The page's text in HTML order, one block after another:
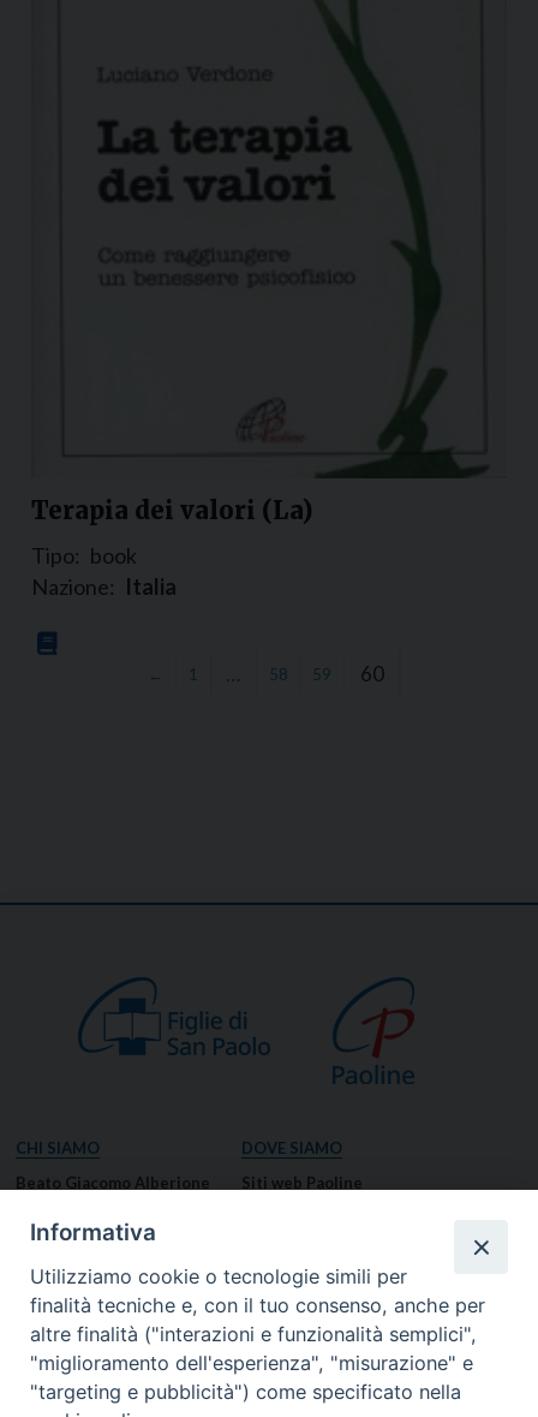
Terapia dei valori (La)
Tipo: book
Nazione: Italia
← 1 … 58 59 60
CHI SIAMO
Beato Giacomo Alberione
Missione Paolina
Luoghi delle Origini
Governo Generale
Famiglia Paolina
DOVE SIAMO
Siti web Paoline
Notizie dal governo generale
Notizie in breve
RISORSE
Preghiere
Informativa
Utilizziamo cookie o tecnologie simili per
finalità tecniche e, con il tuo consenso, anche per
altre finalità ("interazioni e funzionalità semplici",
"miglioramento dell'esperienza", "misurazione" e
"targeting e pubblicità") come specificato nella